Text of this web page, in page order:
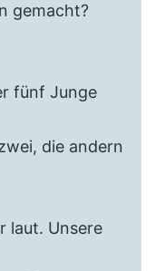
gemacht?
fünf Junge
die andern
laut. Unsere